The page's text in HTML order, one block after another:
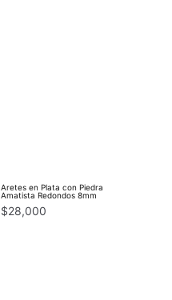
Aretes en Plata con Piedra
Amatista Redondos 8mm
$28,000